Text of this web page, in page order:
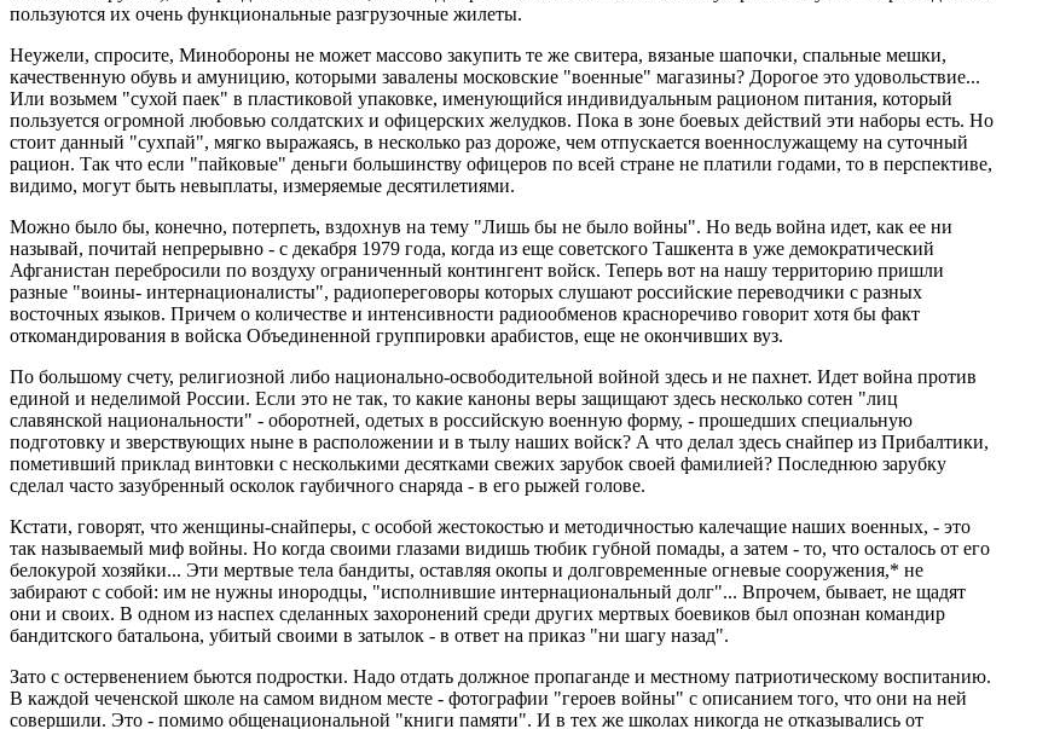
пользуются их очень функциональные разгрузочные жилеты.
Неужели, спросите, Минобороны не может массово закупить те же свитера, вязаные шапочки, спальные мешки,
качественную обувь и амуницию, которыми завалены московские "военные" магазины? Дорогое это удовольствие...
Или возьмем "сухой паек" в пластиковой упаковке, именующийся индивидуальным рационом питания, который
пользуется огромной любовью солдатских и офицерских желудков. Пока в зоне боевых действий эти наборы есть. Но
стоит данный "сухпай", мягко выражаясь, в несколько раз дороже, чем отпускается военнослужащему на суточный
рацион. Так что если "пайковые" деньги большинству офицеров по всей стране не платили годами, то в перспективе,
видимо, могут быть невыплаты, измеряемые десятилетиями.
Можно было бы, конечно, потерпеть, вздохнув на тему "Лишь бы не было войны". Но ведь война идет, как ее ни
называй, почитай непрерывно - с декабря 1979 года, когда из еще советского Ташкента в уже демократический
Афганистан перебросили по воздуху ограниченный контингент войск. Теперь вот на нашу территорию пришли
разные "воины- интернационалисты", радиопереговоры которых слушают российские переводчики с разных
восточных языков. Причем о количестве и интенсивности радиообменов красноречиво говорит хотя бы факт
откомандирования в войска Объединенной группировки арабистов, еще не окончивших вуз.
По большому счету, религиозной либо национально-освободительной войной здесь и не пахнет. Идет война против
единой и неделимой России. Если это не так, то какие каноны веры защищают здесь несколько сотен "лиц
славянской национальности" - оборотней, одетых в российскую военную форму, - прошедших специальную
подготовку и зверствующих ныне в расположении и в тылу наших войск? А что делал здесь снайпер из Прибалтики,
пометивший приклад винтовки с несколькими десятками свежих зарубок своей фамилией? Последнюю зарубку
сделал часто зазубренный осколок гаубичного снаряда - в его рыжей голове.
Кстати, говорят, что женщины-снайперы, с особой жестокостью и методичностью калечащие наших военных, - это
так называемый миф войны. Но когда своими глазами видишь тюбик губной помады, а затем - то, что осталось от его
белокурой хозяйки... Эти мертвые тела бандиты, оставляя окопы и долговременные огневые сооружения,* не
забирают с собой: им не нужны инородцы, "исполнившие интернациональный долг"... Впрочем, бывает, не щадят
они и своих. В одном из наспех сделанных захоронений среди других мертвых боевиков был опознан командир
бандитского батальона, убитый своими в затылок - в ответ на приказ "ни шагу назад".
Зато с остервенением бьются подростки. Надо отдать должное пропаганде и местному патриотическому воспитанию.
В каждой чеченской школе на самом видном месте - фотографии "героев войны" с описанием того, что они на ней
совершили. Это - помимо общенациональной "книги памяти". И в тех же школах никогда не отказывались от